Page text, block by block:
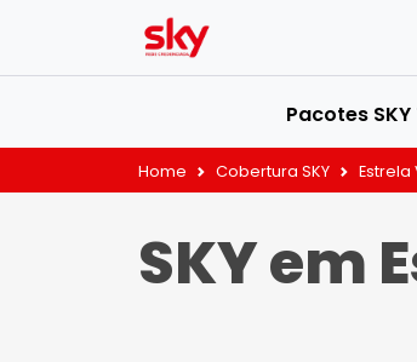
Pacotes SKY
Home Cobertura SKY Estrela
SKY em